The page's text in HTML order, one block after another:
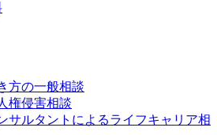
方の一般相談
権侵害相談
サルタントによるライフキャリア相